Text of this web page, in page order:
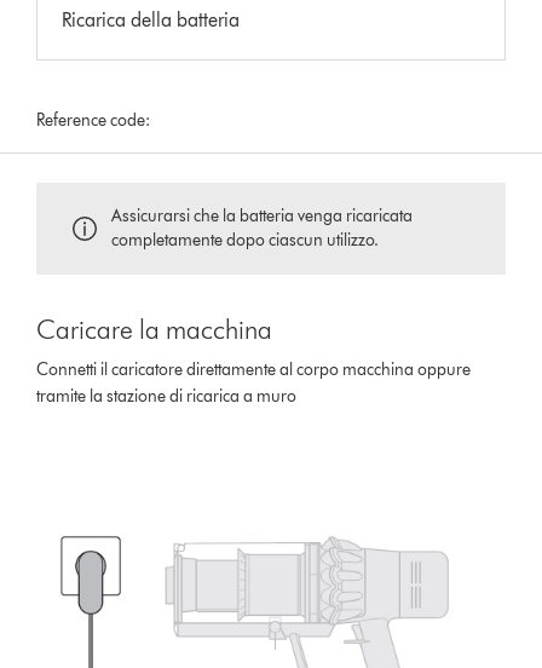
Ricarica della batteria
Reference code:
Assicurarsi che la batteria venga ricaricata
completamente dopo ciascun utilizzo.
Caricare la macchina
Connetti il caricatore direttamente al corpo macchina oppure
tramite la stazione di ricarica a muro